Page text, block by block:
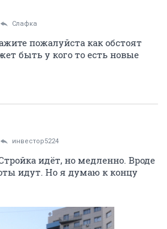
Слафка
пожалуйста как обстоят
быть у кого то есть новые
инвестор5224
идёт, но медленно. Вроде
идут. Но я думаю к концу